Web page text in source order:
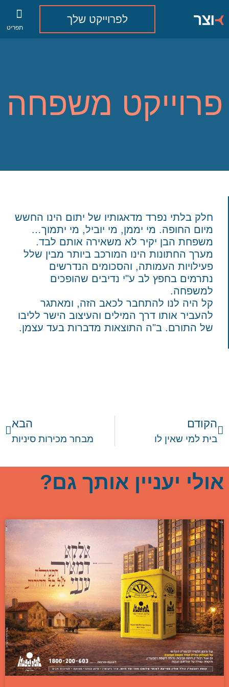
לפרוייקט שלך
תפריט
פרוייקט משפחה
חלק בלתי נפרד מדאגותיו של יתום הינו החשש
מיום החופה. מי יממן, מי יוביל, מי יתמוך…
משפחת הבן יקיר לא משאירה אותם לבד.
מערך החתונות הינו המורכב ביותר מבין שלל
פעילויות העמותה, והסכומים הנדרשים
נתרמים בחפץ לב ע"י נדיבים שהופכים
למשפחה.
קל היה לנו להתחבר לכאב הזה, ומאתגר
להעביר אותו דרך המילים והעיצוב הישר לליבו
של התורם. ב"ה התוצאות מדברות בעד עצמן.
הקודם
בית למי שאין לו
הבא
מבחר מכירות סיניות
אולי יעניין אותך גם?